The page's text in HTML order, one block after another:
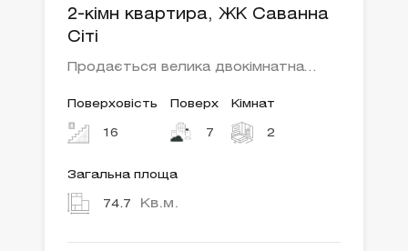
2-кімн квартира, ЖК Саванна
Сіті
Продається велика двокімнатна…
Поверховість
16
Поверх
7
Кімнат
2
Загальна площа
74.7 Кв.м.